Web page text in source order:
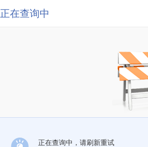
正在查询中
正在查询中，请刷新重试